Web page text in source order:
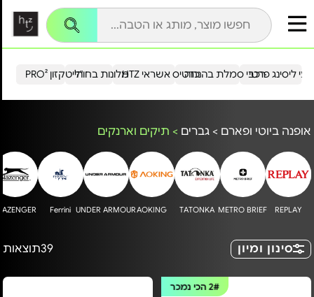
הייטקזון PRO²מלונות בחו"ל כרטיס אשראי HTZ ליסינג פרטירכבי סמלת בהנחה
אופנה ביוטי ופארם > גברים > תיקים וארנקים
REPLAY
METRO BRIEF
TATONKA
AOKING
UNDER ARMOUR
Ferrini
סינון ומיון 39תוצאות
2# הכי נמכר